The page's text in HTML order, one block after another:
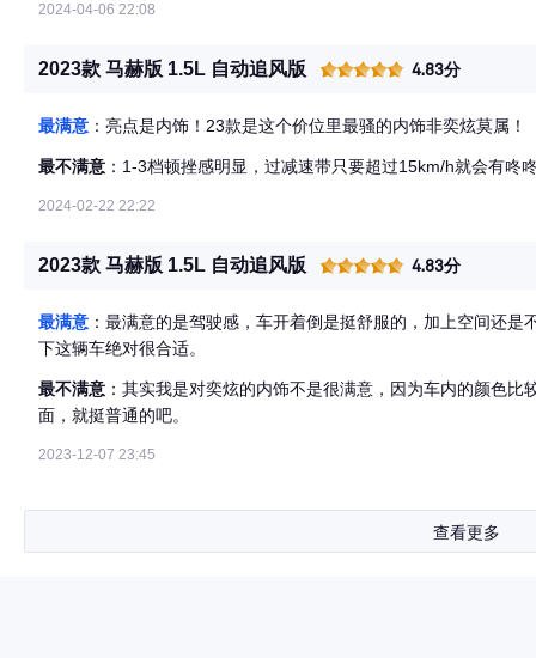
2024-04-06 22:08
2023款 马赫版 1.5L 自动追风版 4.83分
最满意 ：亮点是内饰！23款是这个价位里最骚的内饰非奕炫莫属！
最不满意 ：1-3档顿挫感明显，过减速带只要超过15km/h就会有咚
2024-02-22 22:22
2023款 马赫版 1.5L 自动追风版 4.83分
最满意 ：最满意的是驾驶感，车开着倒是挺舒服的，加上空间还
下这辆车绝对很合适。
最不满意 ：其实我是对奕炫的内饰不是很满意，因为车内的颜色
面，就挺普通的吧。
2023-12-07 23:45
查看更多